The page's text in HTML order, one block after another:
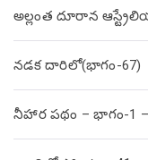
అల్లంత దూరాన
నడక దారిలో(భాగం-67)
నీహార పథం – భాగం-1